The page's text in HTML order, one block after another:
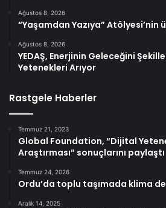
Ağustos 8, 2026
“Yaşamdan Yazıya” Atölyesi’nin
Ağustos 8, 2026
YEDAŞ, Enerjinin Geleceğini
Yetenekleri Arıyor
Rastgele Haberler
Temmuz 21, 2023
Global Foundation, “Dijital
Araştırması” sonuçlarını paylaştı
Temmuz 24, 2026
Ordu’da toplu taşımada klima
Aralık 14, 2025